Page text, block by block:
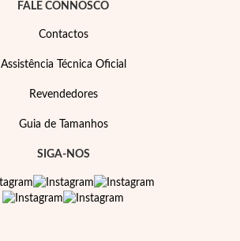
FALE CONNOSCO
Contactos
Assistência Técnica Oficial
Revendedores
Guia de Tamanhos
SIGA-NOS